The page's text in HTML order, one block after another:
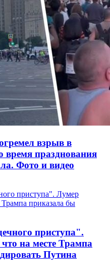
взрыв в
время празднования
Фото и видео
приступа".
на месте Трампа
Путина